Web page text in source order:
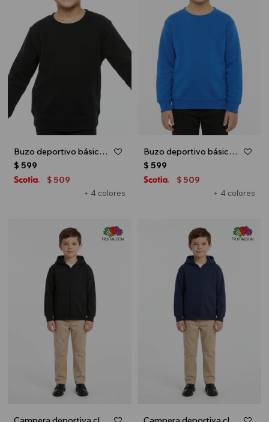
Buzo deportivo básico escote redondo - UNISEX - Negro
+ 4 colores
$ 599
$ 509
Buzo deportivo básico escote redondo - UNISEX - Azul oscuro
+ 4 colores
$ 599
$ 509